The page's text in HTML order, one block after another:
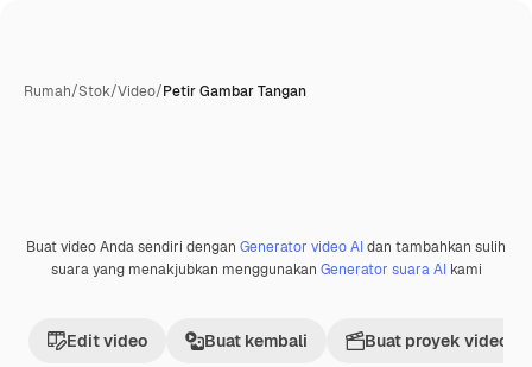
Rumah/Stok/Video/Petir Gambar Tangan
Buat video Anda sendiri dengan Generator video AIdan tambahkan sulih
suara yang menakjubkan menggunakan Generator suara AIkami
Edit video Buat kembali Buat proyek video